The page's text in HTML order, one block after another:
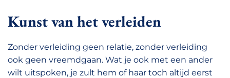
Kunst van het verleiden
Zonder verleiding geen relatie, zonder verleiding
ook geen vreemdgaan. Wat je ook met een ander
wilt uitspoken, je zult hem of haar toch altijd eerst